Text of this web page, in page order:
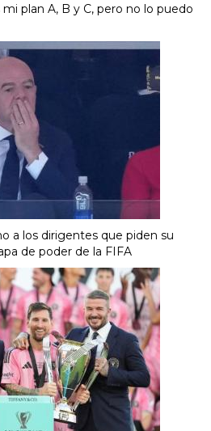
mi plan A, B y C, pero no lo puedo
a los dirigentes que piden su
de poder de la FIFA